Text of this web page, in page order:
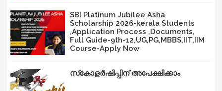
SBI Platinum Jubilee Asha
Scholarship 2026-kerala Students
,Application Process ,Documents,
Full Guide-9th-12,UG,PG,MBBS,IIT,IIM
Course-Apply Now
സ്‌കോളർഷിപ്പിന് അപേക്ഷിക്കാം